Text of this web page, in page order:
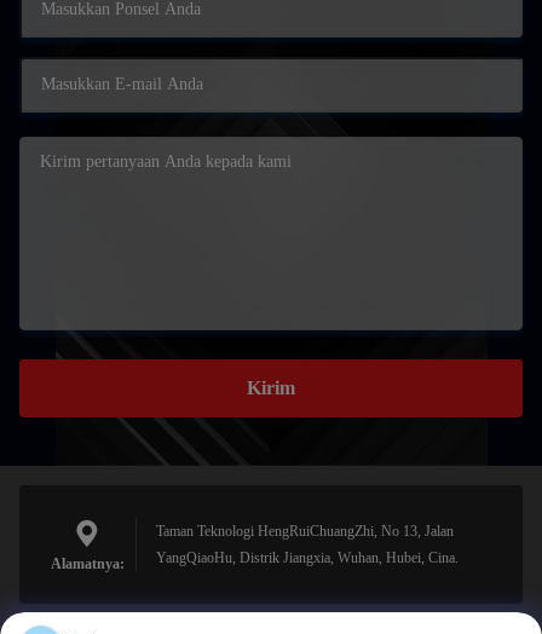
Kirim
Alamatnya:
Taman Teknologi HengRuiChuangZhi, No 13, Jalan
YangQiaoHu, Distrik Jiangxia, Wuhan, Hubei, Cina.